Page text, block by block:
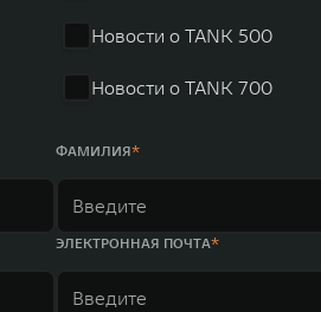
Новости о TANK 500
Новости о TANK 700
ФАМИЛИЯ
ЭЛЕКТРОННАЯ ПОЧТА